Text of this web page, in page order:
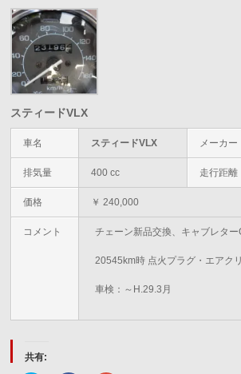
スティードVLX
車名 スティードVLX メーカー
排気量 400 cc 走行距離
価格 ￥ 240,000
コメント チェーン新品交換、キャブレター
20545km時 点火プラグ・エアク
車検：～H.29.3月
共有: